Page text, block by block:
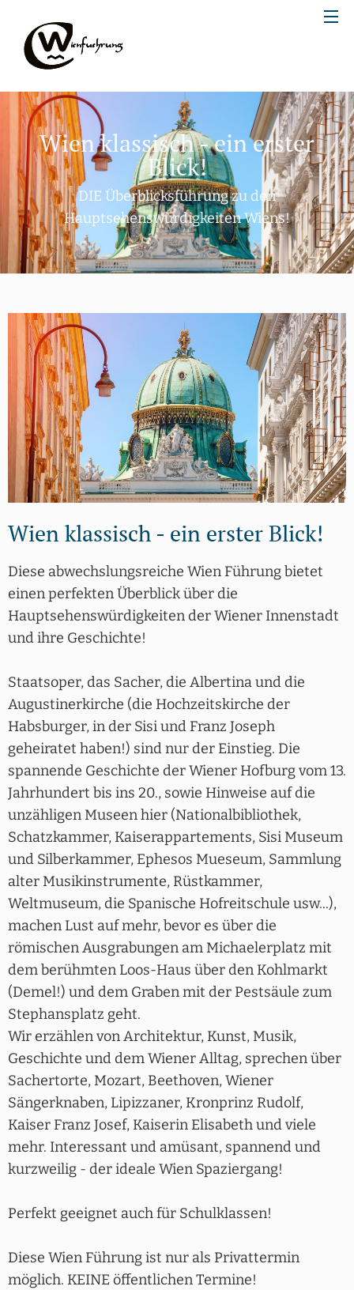
Wien klassisch - ein erster
Blick!
DIE Überblicksführung zu den
Hauptsehenswürdigkeiten Wiens!
Wien klassisch - ein erster Blick!
Diese abwechslungsreiche Wien Führung bietet
einen perfekten Überblick über die
Hauptsehenswürdigkeiten der Wiener Innenstadt
und ihre Geschichte!
Staatsoper, das Sacher, die Albertina und die
Augustinerkirche (die Hochzeitskirche der
Habsburger, in der Sisi und Franz Joseph
geheiratet haben!) sind nur der Einstieg. Die
spannende Geschichte der Wiener Hofburg vom 13.
Jahrhundert bis ins 20., sowie Hinweise auf die
unzähligen Museen hier (Nationalbibliothek,
Schatzkammer, Kaiserappartements, Sisi Museum
und Silberkammer, Ephesos Mueseum, Sammlung
alter Musikinstrumente, Rüstkammer,
Weltmuseum, die Spanische Hofreitschule usw...),
machen Lust auf mehr, bevor es über die
römischen Ausgrabungen am Michaelerplatz mit
dem berühmten Loos-Haus über den Kohlmarkt
(Demel!) und dem Graben mit der Pestsäule zum
Stephansplatz geht.
Wir erzählen von Architektur, Kunst, Musik,
Geschichte und dem Wiener Alltag, sprechen über
Sachertorte, Mozart, Beethoven, Wiener
Sängerknaben, Lipizzaner, Kronprinz Rudolf,
Kaiser Franz Josef, Kaiserin Elisabeth und viele
mehr. Interessant und amüsant, spannend und
kurzweilig - der ideale Wien Spaziergang!
Perfekt geeignet auch für Schulklassen!
Diese Wien Führung ist nur als Privattermin
möglich. KEINE öffentlichen Termine!